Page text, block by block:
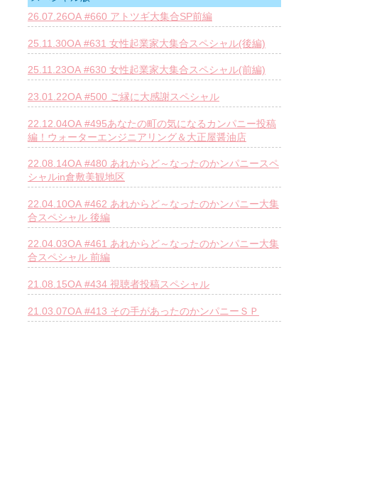
26.07.26OA #660 アトツギ大集合SP前編
25.11.30OA #631 女性起業家大集合スペシャル(後編)
25.11.23OA #630 女性起業家大集合スペシャル(前編)
23.01.22OA #500 ご縁に大感謝スペシャル
22.12.04OA #495あなたの町の気になるカンパニー投稿
編！ウォーターエンジニアリング＆大正屋醤油店
22.08.14OA #480 あれからど～なったのかンパニースペ
シャルin倉敷美観地区
22.04.10OA #462 あれからど～なったのかンパニー大集
合スペシャル 後編
22.04.03OA #461 あれからど～なったのかンパニー大集
合スペシャル 前編
21.08.15OA #434 視聴者投稿スペシャル
21.03.07OA #413 その手があったのかンパニーＳＰ